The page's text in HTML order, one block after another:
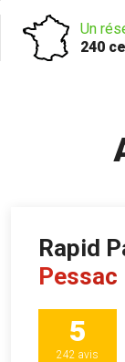
Un
240
Rapid
Pessac
5
242 avis